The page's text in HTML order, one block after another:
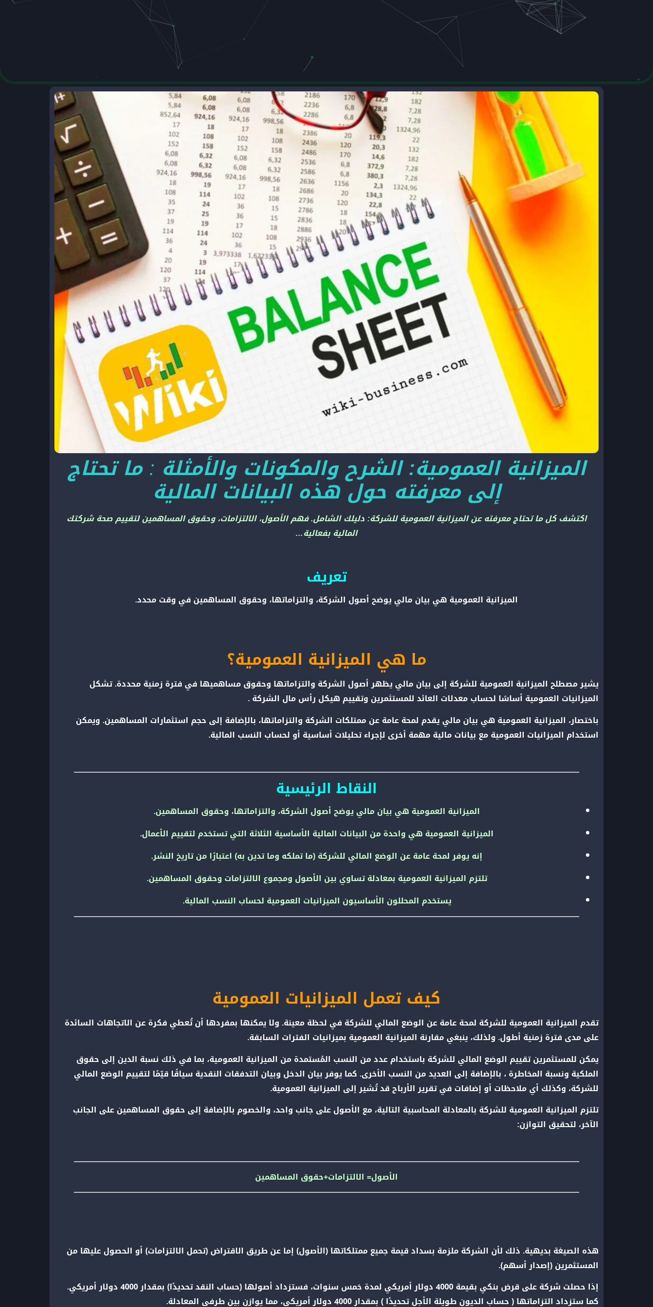
الميزانية العمومية: الشرح والمكونات والأمثلة :ما تحتاج
إلى معرفته حول هذه البيانات المالية
اكتشف كل ما تحتاج معرفته عن الميزانية العمومية للشركة: دليلك الشامل. فهم الأصول، الالتزامات، وحقوق المساهمين لتقييم صحة شركتك
المالية بفعالية…
تعريف
الميزانية العمومية هي بيان مالي يوضح أصول الشركة، والتزاماتها، وحقوق المساهمين في وقت محدد.
ما هي الميزانية العمومية؟
يشير مصطلح الميزانية العمومية للشركة إلى بيان مالي يظهر أصول الشركة والتزاماتها وحقوق مساهميها في فترة زمنية محددة. تشكل
الميزانيات العمومية أساسًا لحساب معدلات العائد للمستثمرين وتقييم هيكل رأس مال الشركة .
باختصار، الميزانية العمومية هي بيان مالي يقدم لمحة عامة عن ممتلكات الشركة والتزاماتها، بالإضافة إلى حجم استثمارات المساهمين. ويمكن
استخدام الميزانيات العمومية مع بيانات مالية مهمة أخرى لإجراء تحليلات أساسية أو لحساب النسب المالية.
النقاط الرئيسية
الميزانية العمومية هي بيان مالي يوضح أصول الشركة، والتزاماتها، وحقوق المساهمين.
الميزانية العمومية هي واحدة من البيانات المالية الأساسية الثلاثة التي تستخدم لتقييم الأعمال.
إنه يوفر لمحة عامة عن الوضع المالي للشركة (ما تملكه وما تدين به) اعتبارًا من تاريخ النشر.
تلتزم الميزانية العمومية بمعادلة تساوي بين الأصول ومجموع الالتزامات وحقوق المساهمين.
يستخدم المحللون الأساسيون الميزانيات العمومية لحساب النسب المالية.
كيف تعمل الميزانيات العمومية
تقدم الميزانية العمومية للشركة لمحة عامة عن الوضع المالي للشركة في لحظة معينة. ولا يمكنها بمفردها أن تُعطي فكرة عن الاتجاهات السائدة
على مدى فترة زمنية أطول. ولذلك، ينبغي مقارنة الميزانية العمومية بميزانيات الفترات السابقة.
يمكن للمستثمرين تقييم الوضع المالي للشركة باستخدام عدد من النسب المُستمدة من الميزانية العمومية، بما في ذلك نسبة الدين إلى حقوق
الملكية ونسبة المخاطرة ، بالإضافة إلى العديد من النسب الأخرى. كما يوفر بيان الدخل وبيان التدفقات النقدية سياقًا قيّمًا لتقييم الوضع المالي
للشركة، وكذلك أي ملاحظات أو إضافات في تقرير الأرباح قد تُشير إلى الميزانية العمومية.
تلتزم الميزانية العمومية للشركة بالمعادلة المحاسبية التالية، مع الأصول على جانب واحد، والخصوم بالإضافة إلى حقوق المساهمين على الجانب
الآخر، لتحقيق التوازن:
الأصول​​​​​= الالتزامات​​​​​​​​​​+حقوق المساهمين​​​​​​​​​​​​​​​​​
هذه الصيغة بديهية. ذلك لأن الشركة ملزمة بسداد قيمة جميع ممتلكاتها (الأصول) إما عن طريق الاقتراض (تحمل الالتزامات) أو الحصول عليها من
المستثمرين (إصدار أسهم).
إذا حصلت شركة على قرض بنكي بقيمة 4000 دولار أمريكي لمدة خمس سنوات، فستزداد أصولها (حساب النقد تحديدًا) بمقدار 4000 دولار أمريكي.
كما ستزداد التزاماتها ( حساب الديون طويلة الأجل تحديدًا ) بمقدار 4000 دولار أمريكي، مما يوازن بين طرفي المعادلة.